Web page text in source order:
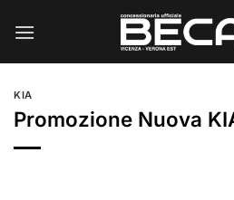
KIA
Promozione Nuova